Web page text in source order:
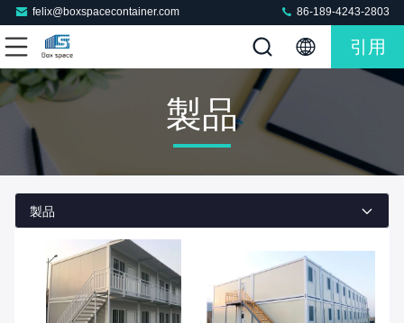
felix@boxspacecontainer.com 86-189-4243-2803
引用
製品
製品